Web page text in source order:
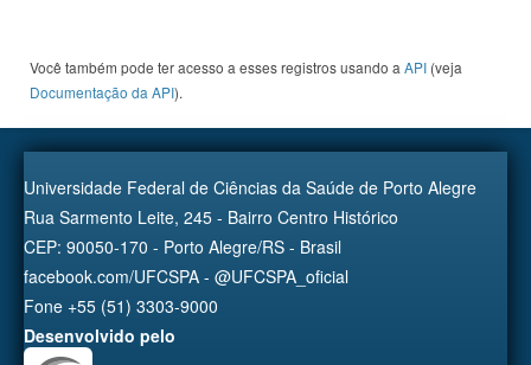
Você também pode ter acesso a esses registros usando a API (veja
Documentação da API).
Universidade Federal de Ciências da Saúde de Porto Alegre
Rua Sarmento Leite, 245 - Bairro Centro Histórico
CEP: 90050-170 - Porto Alegre/RS - Brasil
facebook.com/UFCSPA - @UFCSPA_oficial
Fone +55 (51) 3303-9000
Desenvolvido pelo